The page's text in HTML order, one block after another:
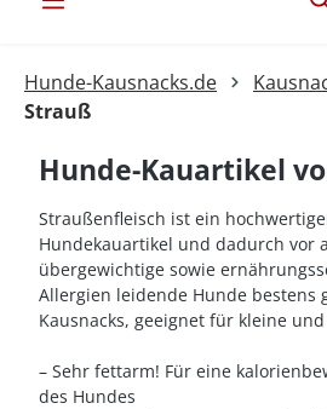
Hunde-Kausnacks.de
Strauß
Hunde-Kauartikel
Straußenfleisch ist ein
Hundekauartikel und dadurch vor
übergewichtige sowie
Allergien leidende Hunde bestens
Kausnacks, geeignet für kleine
– Sehr fettarm! Für eine
des Hundes